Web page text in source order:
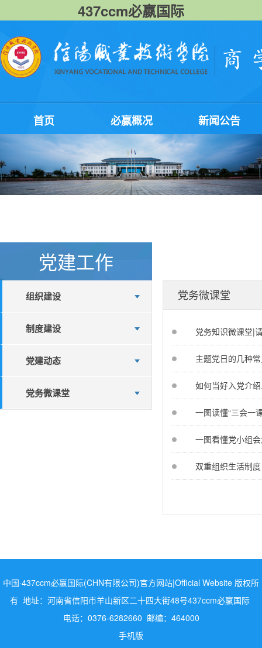
437ccm必嬴国际
首页 必嬴概况 新闻公告
党建工作
组织建设
制度建设
党建动态
党务微课堂
党务微课堂
党务知识微课堂|
主题党日的几种
如何当好入党介
一图读懂“三会一
一图看懂党小组
双重组织生活制度
中国·437ccm必赢国际(CHN有限公司)官方网站|Official Website 版权所
有 地址：河南省信阳市羊山新区二十四大街48号437ccm必嬴国际
电话：0376-6282660 邮编：464000
手机版